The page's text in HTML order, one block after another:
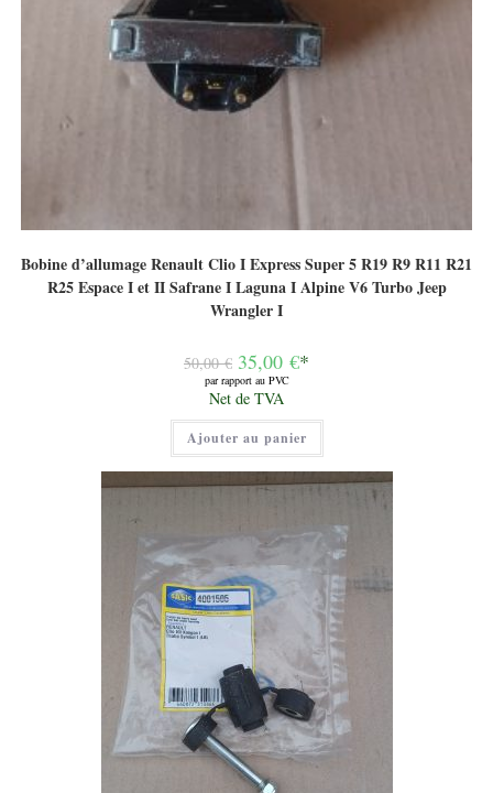
Bobine d’allumage Renault Clio I Express Super 5 R19 R9 R11 R21
R25 Espace I et II Safrane I Laguna I Alpine V6 Turbo Jeep
Wrangler I
50,00€ Le
prix
initial
était :
50,00 €.
35,00 €*
par rapport au PVC
Le
prix
actuel
est :
35,00 €.
Net de TVA
Ajouter au panier